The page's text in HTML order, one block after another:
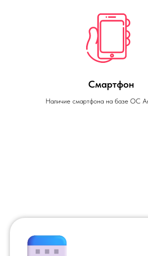
Смартфон
Наличие смартфона на базе ОС